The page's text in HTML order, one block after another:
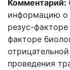
Комментарий:
информацию о
резус-
факторе
проведения